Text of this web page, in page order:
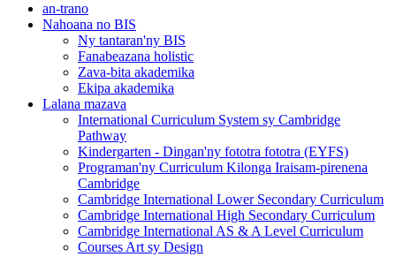
an-trano
Nahoana no BIS
Ny tantaran'ny BIS
Fanabeazana holistic
Zava-bita akademika
Ekipa akademika
Lalana mazava
International Curriculum System sy Cambridge
Pathway
Kindergarten - Dingan'ny fototra fototra (EYFS)
Programan'ny Curriculum Kilonga Iraisam-pirenena
Cambridge
Cambridge International Lower Secondary Curriculum
Cambridge International High Secondary Curriculum
Cambridge International AS & A Level Curriculum
Courses Art sy Design